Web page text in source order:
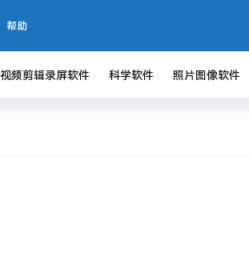
帮助
视频剪辑录屏软件 科学软件 照片图像软件